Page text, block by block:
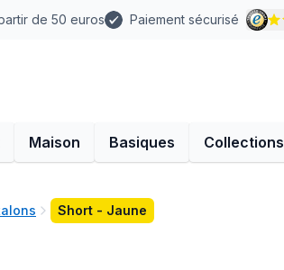
de 50 euros Paiement sécurisé
Maison Basiques Collections
Short - Jaune